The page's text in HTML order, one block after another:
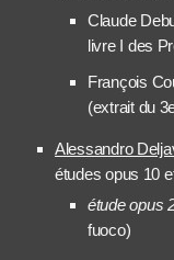
Claude
livre I des
François
(extrait du
Alessandro
études opus 10
étude opus
fuoco)